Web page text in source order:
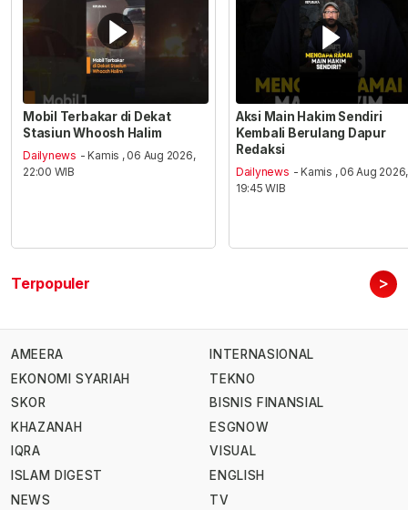
Mobil Terbakar di Dekat
Stasiun Whoosh Halim
Dailynews - Kamis , 06 Aug 2026,
22:00 WIB
Aksi Main Hakim Sendiri
Kembali Berulang Dapur
Redaksi
Dailynews - Kamis , 06 Aug 2026,
19:45 WIB
Terpopuler >
AMEERA
EKONOMI SYARIAH
SKOR
KHAZANAH
IQRA
ISLAM DIGEST
NEWS
INTERNASIONAL
TEKNO
BISNIS FINANSIAL
ESGNOW
VISUAL
ENGLISH
TV